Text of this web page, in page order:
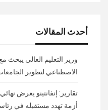
أحدث المقالات
وزير التعليم العالي
الاصطناعي لتطوير
أزمة تهدد مستقبله في